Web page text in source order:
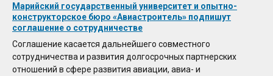
Марийский государственный университет и опытно-
конструкторское бюро «Авиастроитель» подпишут
соглашение о сотрудничестве
Соглашение касается дальнейшего совместного
сотрудничества и развития долгосрочных партнерских
отношений в сфере развития авиации, авиа- и